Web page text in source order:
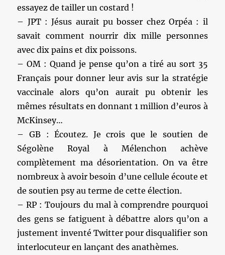
essayez de tailler un costard !
– JPT : Jésus aurait pu bosser chez Orpéa : il
savait comment nourrir dix mille personnes
avec dix pains et dix poissons.
– OM : Quand je pense qu’on a tiré au sort 35
Français pour donner leur avis sur la stratégie
vaccinale alors qu’on aurait pu obtenir les
mêmes résultats en donnant 1 million d’euros à
McKinsey…
– GB : Écoutez. Je crois que le soutien de
Ségolène Royal à Mélenchon achève
complètement ma désorientation. On va être
nombreux à avoir besoin d’une cellule écoute et
de soutien psy au terme de cette élection.
– RP : Toujours du mal à comprendre pourquoi
des gens se fatiguent à débattre alors qu’on a
justement inventé Twitter pour disqualifier son
interlocuteur en lançant des anathèmes.